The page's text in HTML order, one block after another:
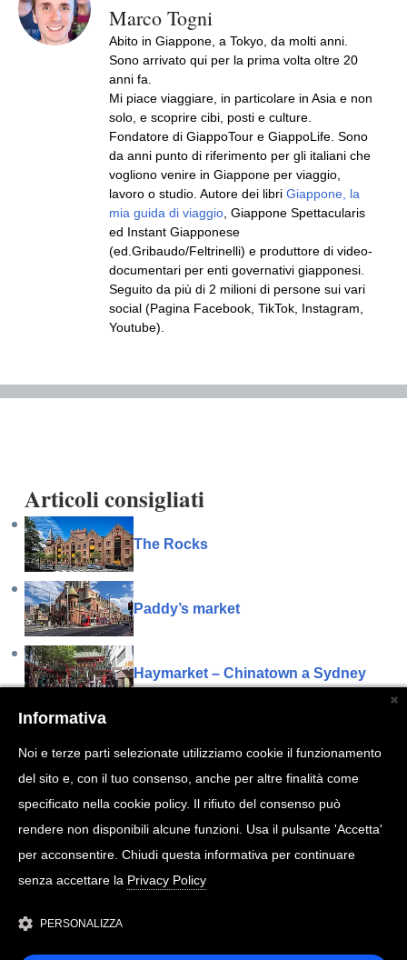
Articoli consigliati
The Rocks
Paddy’s market
Haymarket – Chinatown a Sydney
Kings Cross a Sydney
Darling Harbour
Marco Togni
Abito in Giappone, a Tokyo, da molti anni.
Sono arrivato qui per la prima volta oltre 20
anni fa.
Mi piace viaggiare, in particolare in Asia e non
solo, e scoprire cibi, posti e culture.
Fondatore di GiappoTour e GiappoLife. Sono
da anni punto di riferimento per gli italiani che
vogliono venire in Giappone per viaggio,
lavoro o studio. Autore dei libri Giappone, la
mia guida di viaggio , Giappone Spettacularis
ed Instant Giapponese
(ed.Gribaudo/Feltrinelli) e produttore di video-
documentari per enti governativi giapponesi.
Seguito da più di 2 milioni di persone sui vari
social (Pagina Facebook, TikTok, Instagram,
Youtube).
Informativa
Noi e terze parti selezionate utilizziamo cookie il funzionamento
del sito e, con il tuo consenso, anche per altre finalità come
specificato nella cookie policy. Il rifiuto del consenso può
rendere non disponibili alcune funzioni. Usa il pulsante 'Accetta'
per acconsentire. Chiudi questa informativa per continuare
senza accettare la Privacy Policy
PERSONALIZZA